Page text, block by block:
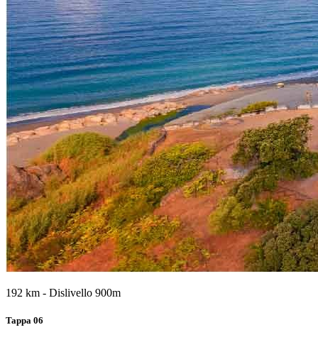
192 km - Dislivello 900m
Tappa 06